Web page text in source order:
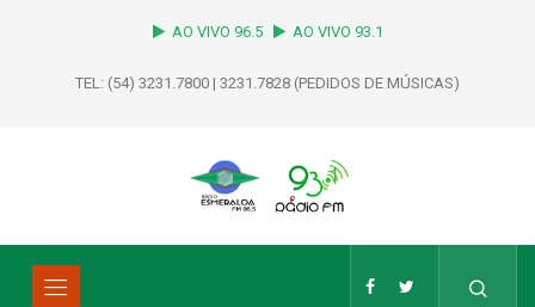
AO VIVO 96.5 AO VIVO 93.1
TEL: (54) 3231.7800 | 3231.7828 (PEDIDOS DE MÚSICAS)